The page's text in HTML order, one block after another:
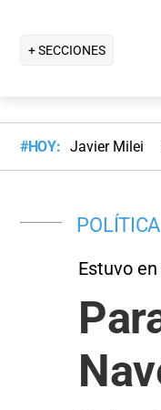
+ SECCIONES
#HOY: Javier Milei
POLÍTICA
Estuvo